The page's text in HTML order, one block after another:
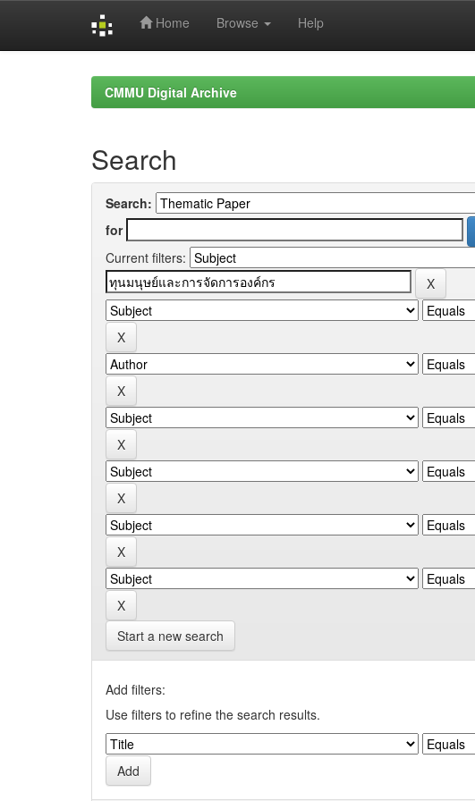
Home Browse Help
CMMU Digital Archive
Search
Search:
for
Current filters:
Start a new search
Add filters:
Use filters to refine the search results.